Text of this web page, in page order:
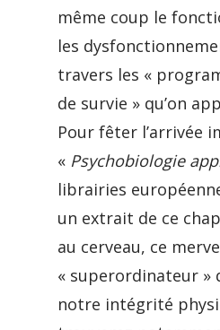
même coup le
les
travers les «
de survie » qu’on
Pour fêter l’arrivée
« Psychobiologie
librairies
un extrait de ce
au cerveau, ce
« superordinateur »
notre intégrité